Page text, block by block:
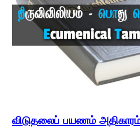
விடுதலைப் பயணம்